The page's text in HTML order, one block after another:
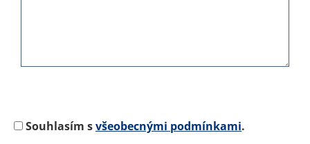
Souhlasím svšeobecnými podmínkami.